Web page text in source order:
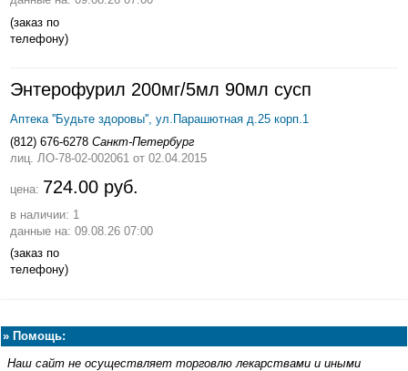
(заказ по
телефону)
Энтерофурил 200мг/5мл 90мл сусп
Аптека ''Будьте здоровы'', ул.Парашютная д.25 корп.1
(812) 676-6278 Санкт-Петербург
лиц. ЛО-78-02-002061 от 02.04.2015
цена: 724.00 руб.
в наличии: 1
данные на: 09.08.26 07:00
(заказ по
телефону)
» Помощь:
Наш сайт не осуществляет торговлю лекарствами и иными